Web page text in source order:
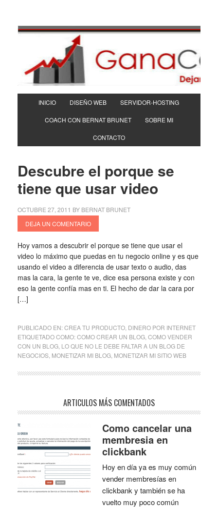
INICIO DISEÑO WEB SERVIDOR-HOSTING
COACH CON BERNAT BRUNET SOBRE MI
CONTACTO
Descubre el porque se
tiene que usar video
OCTUBRE 27, 2011 BY BERNAT BRUNET
DEJA UN COMENTARIO
Hoy vamos a descubrir el porque se tiene que usar el
video lo máximo que puedas en tu negocio online y es que
usando el video a diferencia de usar texto o audio, das
mas la cara, la gente te ve, dice esa persona existe y con
eso la gente confía mas en ti. El hecho de dar la cara por
[…]
PUBLICADO EN:CREA TU PRODUCTO, DINERO POR INTERNET
ETIQUETADO COMO:COMO CREAR UN BLOG, COMO VENDER
CON UN BLOG, LO QUE NO LE DEBE FALTAR A UN BLOG DE
NEGOCIOS, MONETIZAR MI BLOG, MONETIZAR MI SITIO WEB
ARTICULOS MÁS COMENTADOS
Como cancelar una
membresia en
clickbank
Hoy en día ya es muy común
vender membresías en
clickbank y también se ha
vuelto muy poco común